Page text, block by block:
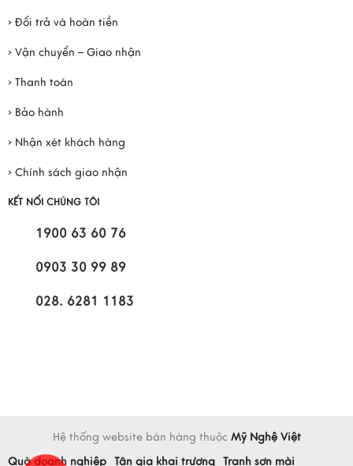
› Đổi trả và hoàn tiền
› Vận chuyển – Giao nhận
› Thanh toán
› Bảo hành
› Nhận xét khách hàng
› Chính sách giao nhận
KẾT NỐI CHÚNG TÔI
1900 63 60 76
0903 30 99 89
028. 6281 1183
Hệ thống website bán hàng thuộc Mỹ Nghệ Việt
Quà doanh nghiệp Tân gia khai trương Tranh sơn mài